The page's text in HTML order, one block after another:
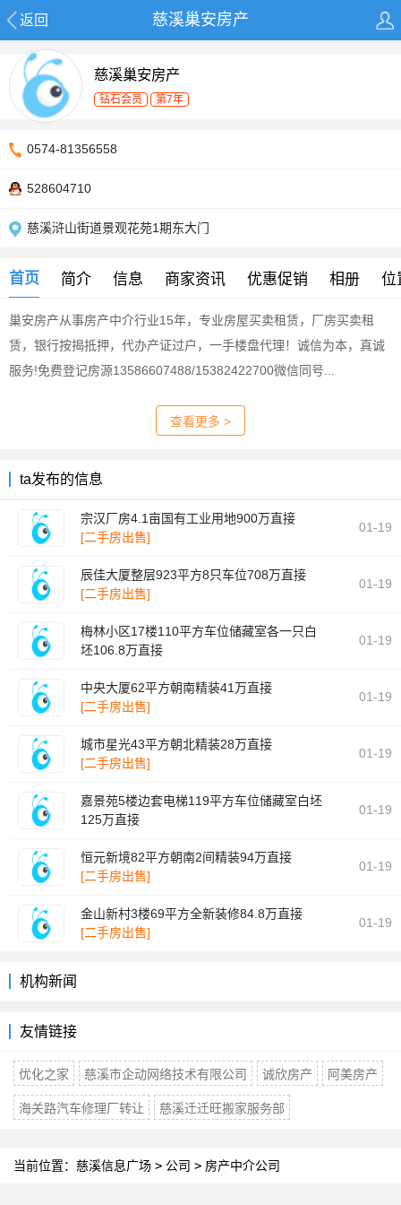
返回 慈溪巢安房产
慈溪巢安房产
钻石会员 第7年
0574-81356558
528604710
慈溪浒山街道景观花苑1期东大门
首页 简介 信息 商家资讯 优惠促销 相册 位
巢安房产从事房产中介行业15年，专业房屋买卖租赁，厂房买卖租
赁，银行按揭抵押，代办产证过户，一手楼盘代理！诚信为本，真诚
服务!免费登记房源13586607488/15382422700微信同号...
查看更多 >
ta发布的信息
宗汉厂房4.1亩国有工业用地900万直接
[二手房出售]
01-19
辰佳大厦整层923平方8只车位708万直接
[二手房出售]
01-19
梅林小区17楼110平方车位储藏室各一只白
坯106.8万直接
01-19
中央大厦62平方朝南精装41万直接
[二手房出售]
01-19
城市星光43平方朝北精装28万直接
[二手房出售]
01-19
嘉景苑5楼边套电梯119平方车位储藏室白坯
125万直接
01-19
恒元新境82平方朝南2间精装94万直接
[二手房出售]
01-19
金山新村3楼69平方全新装修84.8万直接
[二手房出售]
01-19
机构新闻
友情链接
优化之家 慈溪市企动网络技术有限公司 诚欣房产 阿美房产
海关路汽车修理厂转让 慈溪迁迁旺搬家服务部
当前位置： 慈溪信息广场 > 公司 > 房产中介公司